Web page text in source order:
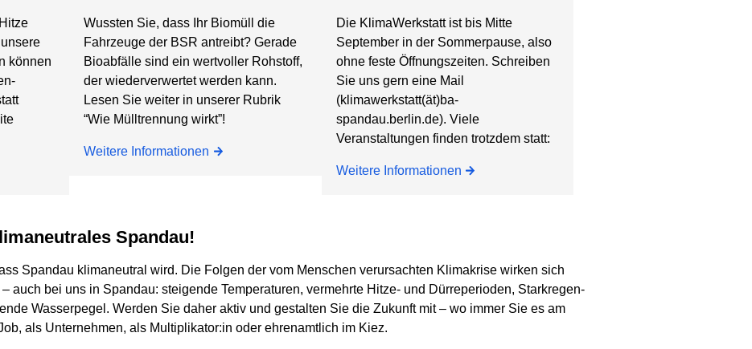
können
Wussten Sie, dass Ihr Biomüll die
Fahrzeuge der BSR antreibt? Gerade
Bioabfälle sind ein wertvoller Rohstoff,
der wiederverwertet werden kann.
Lesen Sie weiter in unserer Rubrik
“Wie Mülltrennung wirkt”!
Weitere Informationen
Die KlimaWerkstatt ist bis Mitte
September in der Sommerpause, also
ohne feste Öffnungszeiten. Schreiben
Sie uns gern eine Mail
(klimawerkstatt(ät)ba-
spandau.berlin.de). Viele
Veranstaltungen finden trotzdem statt:
Weitere Informationen
Spandau!
Spandau klimaneutral wird. Die Folgen der vom Menschen verursachten Klimakrise wirken sich
auch bei uns in Spandau: steigende Temperaturen, vermehrte Hitze- und Dürreperioden, Starkregen-
Wasserpegel. Werden Sie daher aktiv und gestalten Sie die Zukunft mit – wo immer Sie es am
als Unternehmen, als Multiplikator:in oder ehrenamtlich im Kiez.